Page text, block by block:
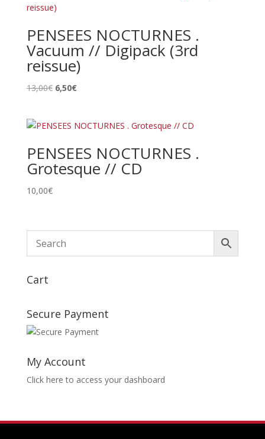
PENSEES NOCTURNES .
Vacuum // Digipack (3rd
reissue)
13,00€ Le
était :
6,50€Le
est :
PENSEES NOCTURNES .
Grotesque // CD
10,00€
Cart
Secure Payment
My Account
Click here to access your dashboard